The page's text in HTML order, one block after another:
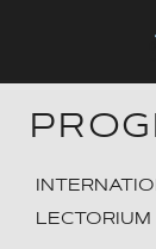
LECTORIUM